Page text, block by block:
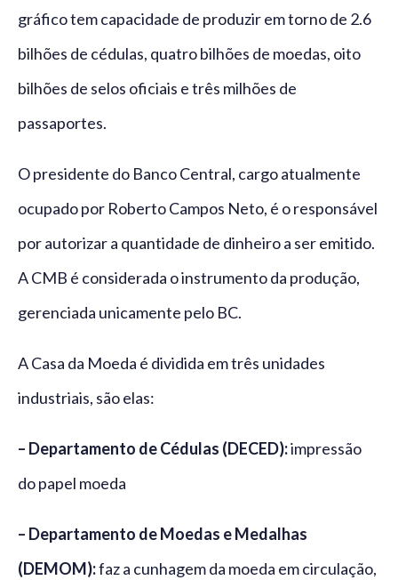
gráfico tem capacidade de produzir em torno de 2.6
bilhões de cédulas, quatro bilhões de moedas, oito
bilhões de selos oficiais e três milhões de
passaportes.
O presidente do Banco Central, cargo atualmente
ocupado por Roberto Campos Neto, é o responsável
por autorizar a quantidade de dinheiro a ser emitido.
A CMB é considerada o instrumento da produção,
gerenciada unicamente pelo BC.
A Casa da Moeda é dividida em três unidades
industriais, são elas:
– Departamento de Cédulas (DECED):impressão
do papel moeda
– Departamento de Moedas e Medalhas
(DEMOM):faz a cunhagem da moeda em circulação,